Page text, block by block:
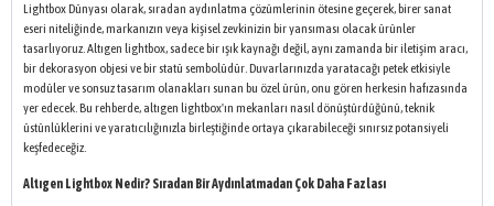
Lightbox Dünyası olarak, sıradan aydınlatma çözümlerinin ötesine geçerek, birer sanat
eseri niteliğinde, markanızın veya kişisel zevkinizin bir yansıması olacak ürünler
tasarlıyoruz. Altıgen lightbox, sadece bir ışık kaynağı değil, aynı zamanda bir iletişim aracı,
bir dekorasyon objesi ve bir statü sembolüdür. Duvarlarınızda yaratacağı petek etkisiyle
modüler ve sonsuz tasarım olanakları sunan bu özel ürün, onu gören herkesin hafızasında
yer edecek. Bu rehberde, altıgen lightbox'ın mekanları nasıl dönüştürdüğünü, teknik
üstünlüklerini ve yaratıcılığınızla birleştiğinde ortaya çıkarabileceği sınırsız potansiyeli
keşfedeceğiz.
Altıgen Lightbox Nedir? Sıradan Bir Aydınlatmadan Çok Daha Fazlası